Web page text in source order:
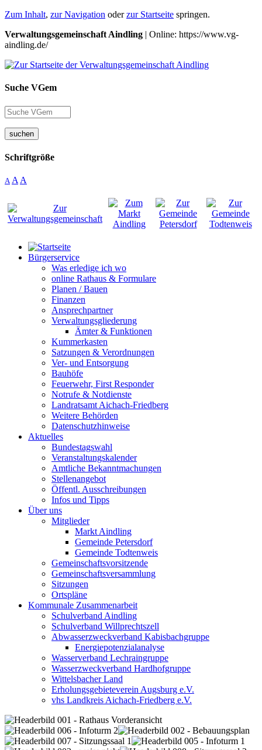
Zum Inhalt, zur Navigation oderzur Startseite springen.
Verwaltungsgemeinschaft Aindling | Online: https://www.vg-
aindling.de/
Suche VGem
suchen
Schriftgröße
A A A
Bürgerservice
Was erledige ich wo
online Rathaus & Formulare
Planen / Bauen
Finanzen
Ansprechpartner
Verwaltungsgliederung
Ämter & Funktionen
Kummerkasten
Satzungen & Verordnungen
Ver- und Entsorgung
Bauhöfe
Feuerwehr, First Responder
Notrufe & Notdienste
Landratsamt Aichach-Friedberg
Weitere Behörden
Datenschutzhinweise
Aktuelles
Bundestagswahl
Veranstaltungskalender
Amtliche Bekanntmachungen
Stellenangebot
Öffentl. Ausschreibungen
Infos und Tipps
Über uns
Mitglieder
Markt Aindling
Gemeinde Petersdorf
Gemeinde Todtenweis
Gemeinschaftsvorsitzende
Gemeinschaftsversammlung
Sitzungen
Ortspläne
Kommunale Zusammenarbeit
Schulverband Aindling
Schulverband Willprechtszell
Abwasserzweckverband Kabisbachgruppe
Energiepotenzialanalyse
Wasserverband Lechraingruppe
Wasserzweckverband Hardhofgruppe
Wittelsbacher Land
Erholungsgebieteverein Augsburg e.V.
vhs Landkreis Aichach-Friedberg e.V.